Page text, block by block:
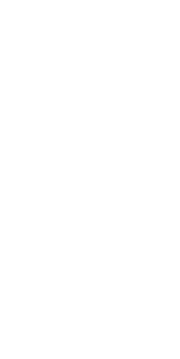
am 9. Mai
des